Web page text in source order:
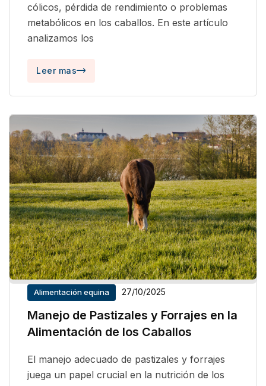
cólicos, pérdida de rendimiento o problemas
metabólicos en los caballos. En este artículo
analizamos los
Leer mas
Alimentación equina 27/10/2025
Manejo de Pastizales y Forrajes en la
Alimentación de los Caballos
El manejo adecuado de pastizales y forrajes
juega un papel crucial en la nutrición de los